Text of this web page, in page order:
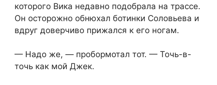
которого Вика недавно подобрала на трассе.
Он осторожно обнюхал ботинки Соловьева и
вдруг доверчиво прижался к его ногам.
— Надо же, — пробормотал тот. — Точь-в-
точь как мой Джек.